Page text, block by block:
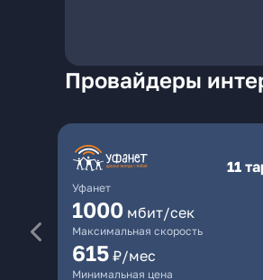
Провайдеры
Уфанет
11
1000 мбит/сек
Максимальная скорость
615 ₽/мес
Минимальная цена